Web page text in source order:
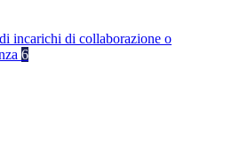
incarichi di collaborazione o
6